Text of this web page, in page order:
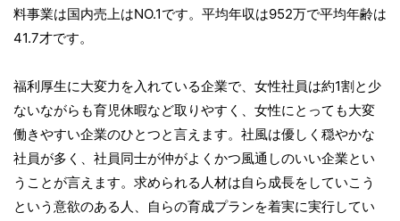
料事業は国内売上はNO.1です。平均年収は952万で平均年齢は
41.7才です。
福利厚生に大変力を入れている企業で、女性社員は約1割と少
ないながらも育児休暇など取りやすく、女性にとっても大変
働きやすい企業のひとつと言えます。社風は優しく穏やかな
社員が多く、社員同士が仲がよくかつ風通しのいい企業とい
うことが言えます。求められる人材は自ら成長をしていこう
という意欲のある人、自らの育成プランを着実に実行してい